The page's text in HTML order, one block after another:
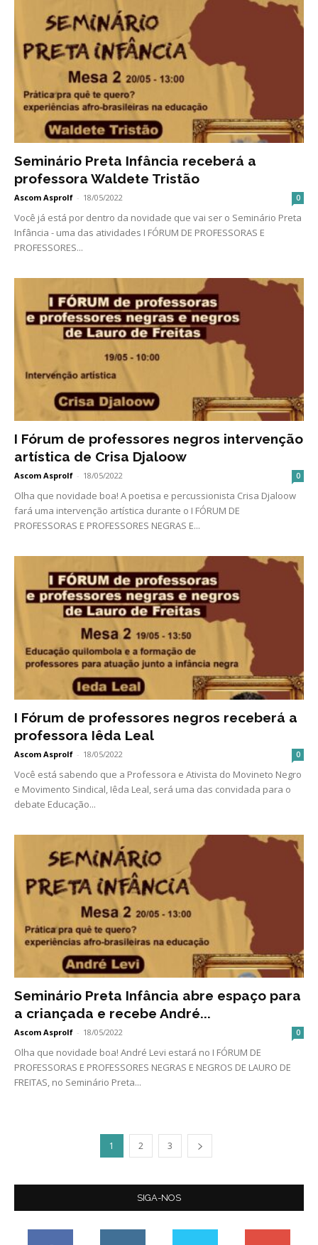
Seminário Preta Infância receberá a
professora Waldete Tristão
Ascom Asprolf - 18/05/2022 0
Você já está por dentro da novidade que vai ser o Seminário Preta
Infância - uma das atividades I FÓRUM DE PROFESSORAS E
PROFESSORES...
I Fórum de professores negros intervenção
artística de Crisa Djaloow
Ascom Asprolf - 18/05/2022 0
Olha que novidade boa! A poetisa e percussionista Crisa Djaloow
fará uma intervenção artística durante o I FÓRUM DE
PROFESSORAS E PROFESSORES NEGRAS E...
I Fórum de professores negros receberá a
professora Iêda Leal
Ascom Asprolf - 18/05/2022 0
Você está sabendo que a Professora e Ativista do Movineto Negro
e Movimento Sindical, Iêda Leal, será uma das convidada para o
debate Educação...
Seminário Preta Infância abre espaço para
a criançada e recebe André...
Ascom Asprolf - 18/05/2022 0
Olha que novidade boa! André Levi estará no I FÓRUM DE
PROFESSORAS E PROFESSORES NEGRAS E NEGROS DE LAURO DE
FREITAS, no Seminário Preta...
1 2 3
SIGA-NOS